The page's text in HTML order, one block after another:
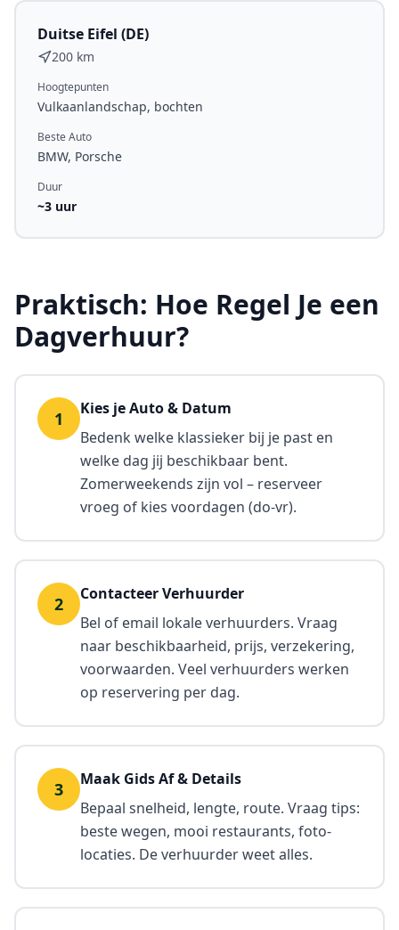
Duitse Eifel (DE)
200 km
Hoogtepunten
Vulkaanlandschap, bochten
Beste Auto
BMW, Porsche
Duur
~3 uur
Praktisch: Hoe Regel Je een
Dagverhuur?
1
Kies je Auto & Datum
Bedenk welke klassieker bij je past en
welke dag jij beschikbaar bent.
Zomerweekends zijn vol – reserveer
vroeg of kies voordagen (do-vr).
2
Contacteer Verhuurder
Bel of email lokale verhuurders. Vraag
naar beschikbaarheid, prijs, verzekering,
voorwaarden. Veel verhuurders werken
op reservering per dag.
3
Maak Gids Af & Details
Bepaal snelheid, lengte, route. Vraag tips:
beste wegen, mooi restaurants, foto-
locaties. De verhuurder weet alles.